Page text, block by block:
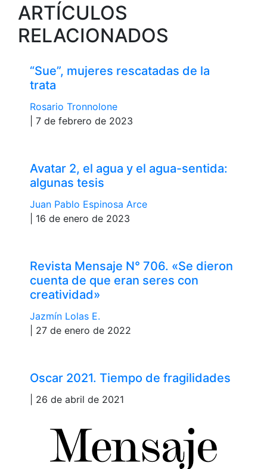
ARTÍCULOS
RELACIONADOS
“Sue”, mujeres rescatadas de la
trata
Rosario Tronnolone
| 7 de febrero de 2023
Avatar 2, el agua y el agua-sentida:
algunas tesis
Juan Pablo Espinosa Arce
| 16 de enero de 2023
Revista Mensaje N° 706. «Se dieron
cuenta de que eran seres con
creatividad»
Jazmín Lolas E.
| 27 de enero de 2022
Oscar 2021. Tiempo de fragilidades
| 26 de abril de 2021